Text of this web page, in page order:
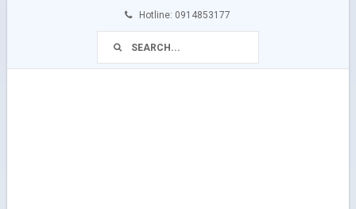
Hotline: 0914853177